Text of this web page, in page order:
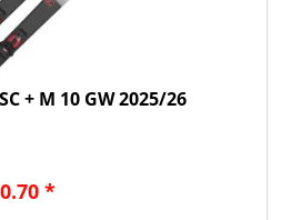
+ M 10 GW 2025/26
*